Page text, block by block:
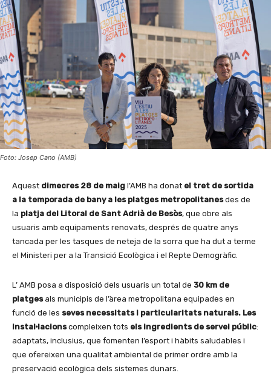
Foto: Josep Cano (AMB)
Aquest dimecres 28 de maig l’AMB ha donat el tret de sortida
a la temporada de bany a les platges metropolitanesdes de
la platja del Litoral de Sant Adrià de Besòs, que obre als
usuaris amb equipaments renovats, després de quatre anys
tancada per les tasques de neteja de la sorra que ha dut a terme
el Ministeri per a la Transició Ecològica i el Repte Demogràfic.
L’ AMB posa a disposició dels usuaris un total de 30 km de
platgesals municipis de l’àrea metropolitana equipades en
funció de les seves necessitats i particularitats naturals. Les
instal·lacionscompleixen tots els ingredients de servei públic:
adaptats, inclusius, que fomenten l’esport i hàbits saludables i
que ofereixen una qualitat ambiental de primer ordre amb la
preservació ecològica dels sistemes dunars.